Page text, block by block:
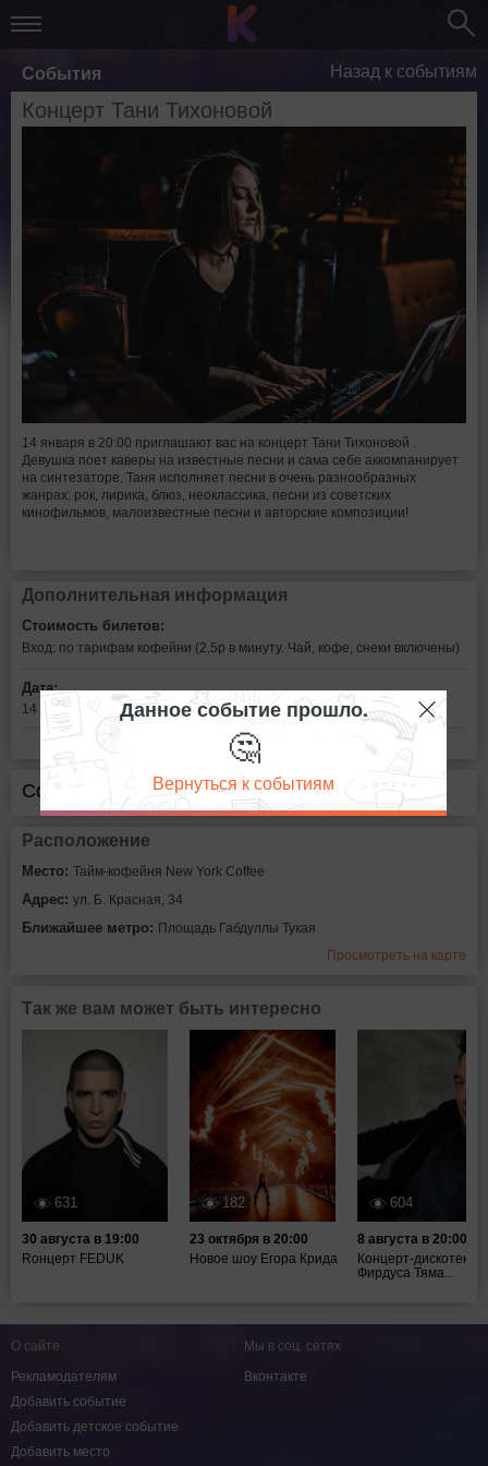
События Назад к событиям
Концерт Тани Тихоновой
14 января в 20:00 приглашают вас на концерт Тани Тихоновой .
Девушка поет каверы на известные песни и сама себе аккомпанирует
на синтезаторе. Таня исполняет песни в очень разнообразных
жанрах: рок, лирика, блюз, неоклассика, песни из советских
кинофильмов, малоизвестные песни и авторские композиции!
Дополнительная информация
Стоимость билетов:
Вход: по тарифам кофейни (2,5р в минуту. Чай, кофе, снеки включены)
Дата:
14 января в 20:00
Сообщить об ошибке
Расположение
Место: Тайм-кофейня New York Coffee
Адрес: ул. Б. Красная, 34
Ближайшее метро: Площадь Габдуллы Тукая
Просмотреть на карте
Так же вам может быть интересно
631
30 августа в 19:00
Rонцерт FEDUK
182
23 октября в 20:00
Новое шоу Егора Крида
604
8 августа в 20:00
Концерт-дискотека
Фирдуса Тяма...
Данное событие прошло.
🤔
Вернуться к событиям
О сайте
Рекламодателям
Добавить событие
Добавить детское событие
Добавить место
Мы в соц. сетях
Вконтакте